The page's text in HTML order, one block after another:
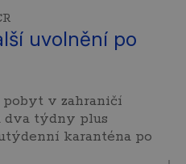
uvolnění po
v zahraničí
dva týdny plus
karanténa po